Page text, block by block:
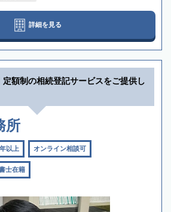
詳細を見る
定額制の相続登記サービスをご提供し
所
以上 オンライン相談可
士在籍